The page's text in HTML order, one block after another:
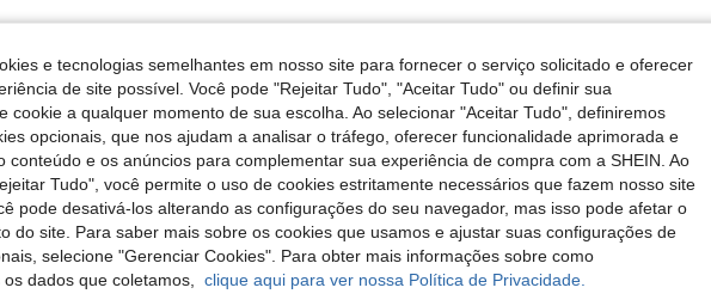
e tecnologias semelhantes em nosso site para fornecer o serviço solicitado e oferecer
de site possível. Você pode "Rejeitar Tudo", "Aceitar Tudo" ou definir sua
cookie a qualquer momento de sua escolha. Ao selecionar "Aceitar Tudo", definiremos
opcionais, que nos ajudam a analisar o tráfego, oferecer funcionalidade aprimorada e
conteúdo e os anúncios para complementar sua experiência de compra com a SHEIN. Ao
Tudo", você permite o uso de cookies estritamente necessários que fazem nosso site
pode desativá-los alterando as configurações do seu navegador, mas isso pode afetar o
do site. Para saber mais sobre os cookies que usamos e ajustar suas configurações de
selecione "Gerenciar Cookies". Para obter mais informações sobre como
os dados que coletamos, clique aqui para ver nossa Política de Privacidade.